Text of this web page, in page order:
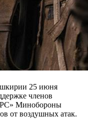
25 июня
членов
Минобороны
от воздушных атак.